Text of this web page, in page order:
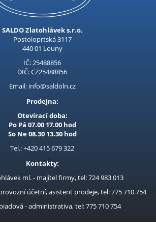
SALDO Zlatohlávek s.r.o.
Postoloprtská 3117
440 01 Louny
IČ: 25488856
DIČ: CZ25488856
Email: info@saldoln.cz
Prodejna:
Otevírací doba:
Po Pá 07.00 17.00 hod
So Ne 08.30 13.30 hod
Tel.: +420 415 679 322
Kontakty:
ml. - majitel firmy, tel: 724 983 013
účetní, asistent prodeje, tel: 775 710 754
- administrativa, tel: 775 710 754